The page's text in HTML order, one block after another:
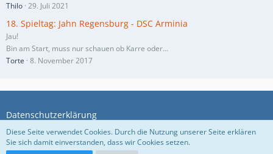
Thilo 29. Juli 2021
18. Spieltag: Jahn Regensburg - DSC Arminia
Jau!
Bin am Start, muss nur schauen ob Karre oder…
Torte 8. November 2017
Datenschutzerklärung
Diese Seite verwendet Cookies. Durch die Nutzung unserer Seite erklären
Sie sich damit einverstanden, dass wir Cookies setzen.